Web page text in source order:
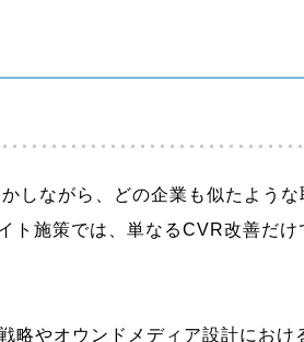
しながら、どの企業も似たような
ト施策では、単なるCVR改善だけ
略やオウンドメディア設計におけ